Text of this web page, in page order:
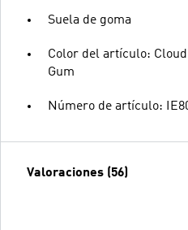
Suela de goma
Color del artículo:
Gum
Número de artículo:
Valoraciones (56)